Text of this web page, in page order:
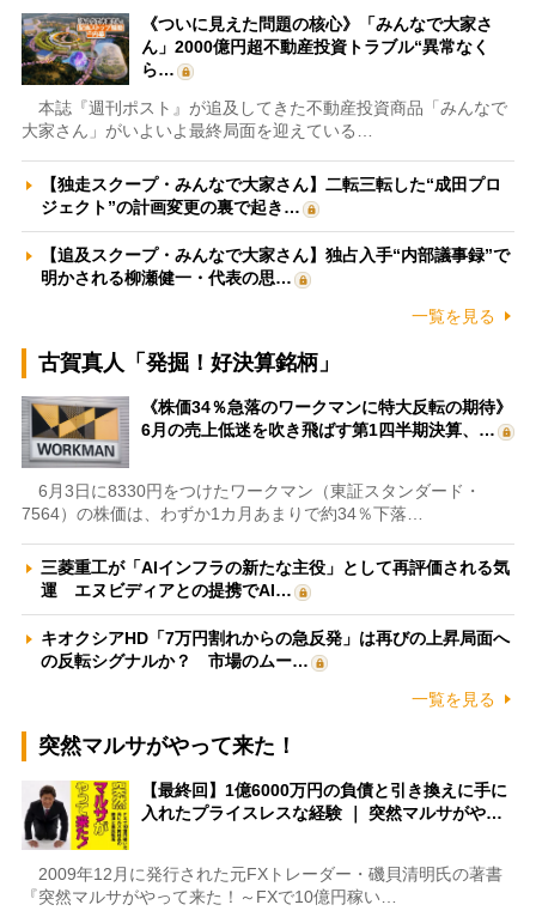
《ついに見えた問題の核心》「みんなで大家さ
ん」2000億円超不動産投資トラブル“異常なく
ら…
本誌『週刊ポスト』が追及してきた不動産投資商品「みんなで
大家さん」がいよいよ最終局面を迎えている…
【独走スクープ・みんなで大家さん】二転三転した“成田プロ
ジェクト”の計画変更の裏で起き…
【追及スクープ・みんなで大家さん】独占入手“内部議事録”で
明かされる柳瀬健一・代表の思…
一覧を見る
古賀真人「発掘！好決算銘柄」
《株価34％急落のワークマンに特大反転の期待》
6月の売上低迷を吹き飛ばす第1四半期決算、…
6月3日に8330円をつけたワークマン（東証スタンダード・
7564）の株価は、わずか1カ月あまりで約34％下落…
三菱重工が「AIインフラの新たな主役」として再評価される気
運 エヌビディアとの提携でAI…
キオクシアHD「7万円割れからの急反発」は再びの上昇局面へ
の反転シグナルか？ 市場のムー…
一覧を見る
突然マルサがやって来た！
【最終回】1億6000万円の負債と引き換えに手に
入れたプライスレスな経験 ｜ 突然マルサがや…
2009年12月に発行された元FXトレーダー・磯貝清明氏の著書
『突然マルサがやって来た！～FXで10億円稼い…